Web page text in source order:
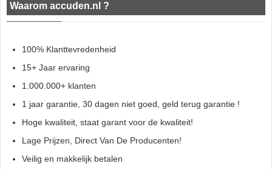
Waarom accuden.nl ?
100% Klanttevredenheid
15+ Jaar ervaring
1.000.000+ klanten
1 jaar garantie, 30 dagen niet goed, geld terug garantie !
Hoge kwaliteit, staat garant voor de kwaliteit!
Lage Prijzen, Direct Van De Producenten!
Veilig en makkelijk betalen